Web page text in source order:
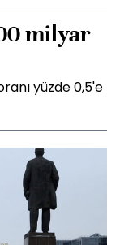
milyar
yüzde 0,5'e